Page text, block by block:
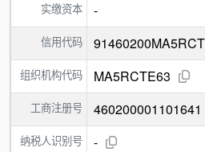
实缴资本 -
信用代码
组织机构代码 MA5RCTE63
工商注册号 460200001101641
纳税人识别号 -